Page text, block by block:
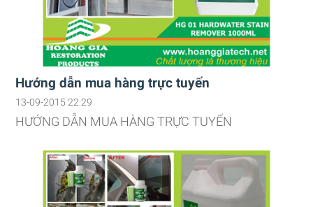
Hướng dẫn mua hàng trực tuyến
13-09-2015 22:29
HƯỚNG DẪN MUA HÀNG TRỰC TUYẾN